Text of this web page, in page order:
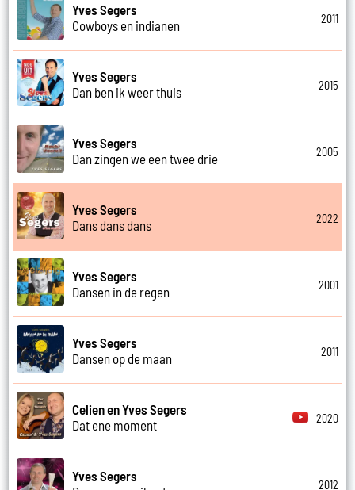
Yves Segers
Cowboys en indianen
2011
Yves Segers
Dan ben ik weer thuis
2015
Yves Segers
Dan zingen we een twee drie
2005
Yves Segers
Dans dans dans
2022
Yves Segers
Dansen in de regen
2001
Yves Segers
Dansen op de maan
2011
Celien en Yves Segers
Dat ene moment
2020
Yves Segers
2012